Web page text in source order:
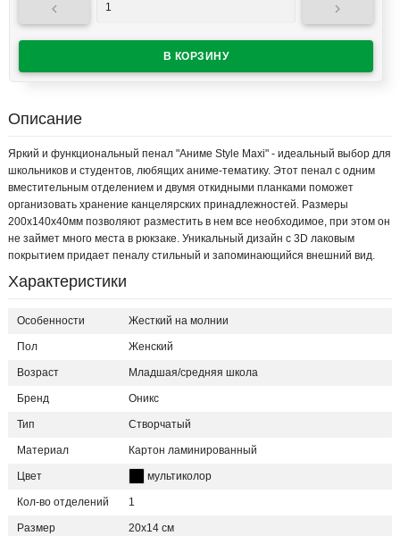
 
Описание
Яркий и функциональный пенал "Аниме Style Maxi" - идеальный выбор для
школьников и студентов, любящих аниме-тематику. Этот пенал с одним
вместительным отделением и двумя откидными планками поможет
организовать хранение канцелярских принадлежностей. Размеры
200х140х40мм позволяют разместить в нем все необходимое, при этом он
не займет много места в рюкзаке. Уникальный дизайн с 3D лаковым
покрытием придает пеналу стильный и запоминающийся внешний вид.
Характеристики
Особенности Жесткий на молнии
Пол Женский
Возраст Младшая/средняя школа
Бренд Оникс
Тип Створчатый
Материал Картон ламинированный
Цвет мультиколор
Кол-во отделений 1
Размер 20х14 см